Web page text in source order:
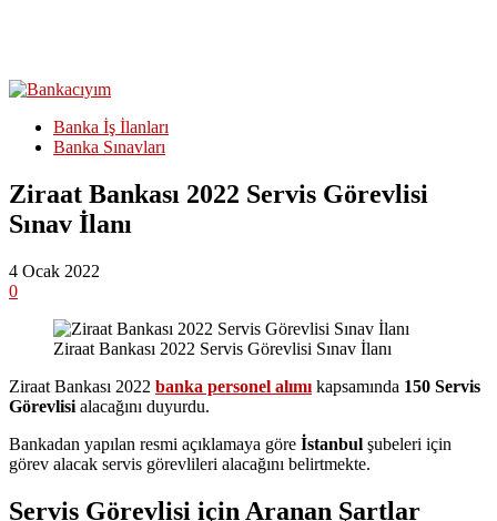
Banka İş İlanları
Banka Sınavları
Ziraat Bankası 2022 Servis Görevlisi
Sınav İlanı
4 Ocak 2022
0
Ziraat Bankası 2022 Servis Görevlisi Sınav İlanı
Ziraat Bankası 2022 banka personel alımı kapsamında 150 Servis
Görevlisi alacağını duyurdu.
Bankadan yapılan resmi açıklamaya göre İstanbul şubeleri için
görev alacak servis görevlileri alacağını belirtmekte.
Servis Görevlisi için Aranan Şartlar